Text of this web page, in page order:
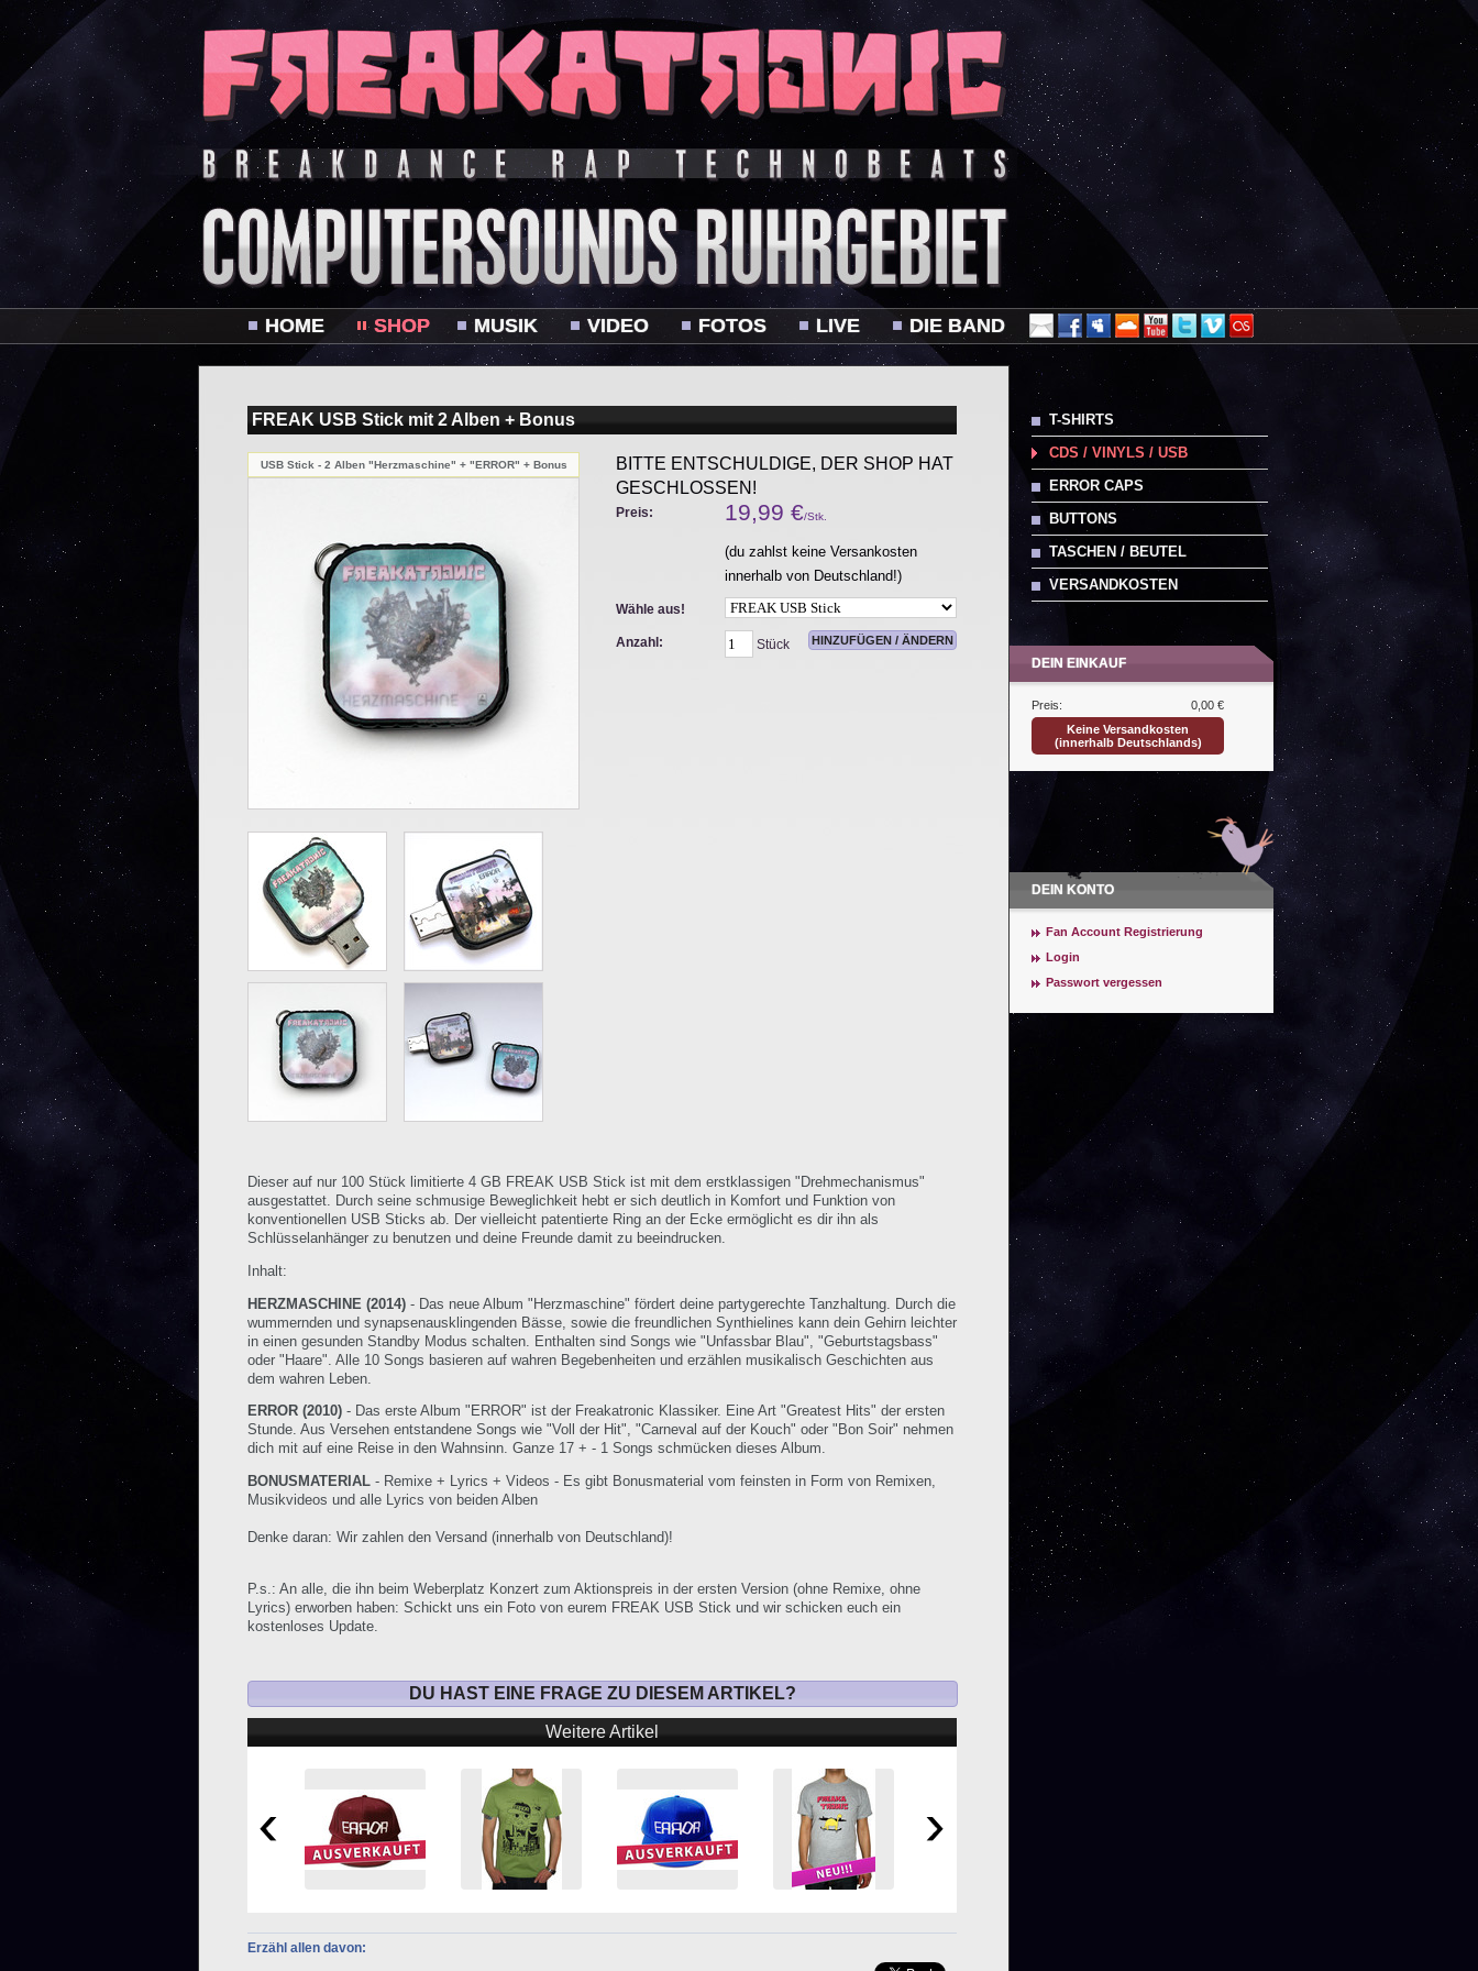
HOME SHOP MUSIK VIDEO FOTOS LIVE DIE BAND
FREAK USB Stick mit 2 Alben + Bonus
USB Stick - 2 Alben "Herzmaschine" + "ERROR" + Bonus
BITTE ENTSCHULDIGE, DER SHOP HAT
GESCHLOSSEN!
Preis: 19,99 €/Stk.
(du zahlst keine Versankosten
innerhalb von Deutschland!)
Wähle aus!
Anzahl: Stück
Dieser auf nur 100 Stück limitierte 4 GB FREAK USB Stick ist mit dem erstklassigen "Drehmechanismus"
ausgestattet. Durch seine schmusige Beweglichkeit hebt er sich deutlich in Komfort und Funktion von
konventionellen USB Sticks ab. Der vielleicht patentierte Ring an der Ecke ermöglicht es dir ihn als
Schlüsselanhänger zu benutzen und deine Freunde damit zu beeindrucken.
Inhalt:
HERZMASCHINE (2014) - Das neue Album "Herzmaschine" fördert deine partygerechte Tanzhaltung. Durch die
wummernden und synapsenausklingenden Bässe, sowie die freundlichen Synthielines kann dein Gehirn leichter
in einen gesunden Standby Modus schalten. Enthalten sind Songs wie "Unfassbar Blau", "Geburtstagsbass"
oder "Haare". Alle 10 Songs basieren auf wahren Begebenheiten und erzählen musikalisch Geschichten aus
dem wahren Leben.
ERROR (2010) - Das erste Album "ERROR" ist der Freakatronic Klassiker. Eine Art "Greatest Hits" der ersten
Stunde. Aus Versehen entstandene Songs wie "Voll der Hit", "Carneval auf der Kouch" oder "Bon Soir" nehmen
dich mit auf eine Reise in den Wahnsinn. Ganze 17 + - 1 Songs schmücken dieses Album.
BONUSMATERIAL - Remixe + Lyrics + Videos - Es gibt Bonusmaterial vom feinsten in Form von Remixen,
Musikvideos und alle Lyrics von beiden Alben
Denke daran: Wir zahlen den Versand (innerhalb von Deutschland)!
P.s.: An alle, die ihn beim Weberplatz Konzert zum Aktionspreis in der ersten Version (ohne Remixe, ohne
Lyrics) erworben haben: Schickt uns ein Foto von eurem FREAK USB Stick und wir schicken euch ein
kostenloses Update.
DU HAST EINE FRAGE ZU DIESEM ARTIKEL?
Weitere Artikel
Erzähl allen davon:
T-SHIRTS
CDS / VINYLS / USB
ERROR CAPS
BUTTONS
TASCHEN / BEUTEL
VERSANDKOSTEN
DEIN EINKAUF
Preis:
0,00 €
Keine Versandkosten
(innerhalb Deutschlands)
DEIN KONTO
Fan Account Registrierung
Login
Passwort vergessen